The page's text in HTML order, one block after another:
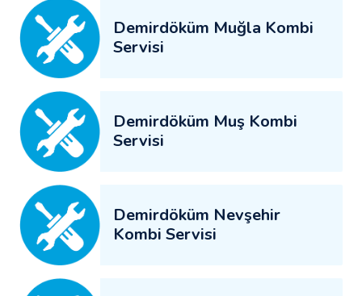
Demirdöküm Muğla Kombi
Servisi
Demirdöküm Muş Kombi
Servisi
Demirdöküm Nevşehir
Kombi Servisi